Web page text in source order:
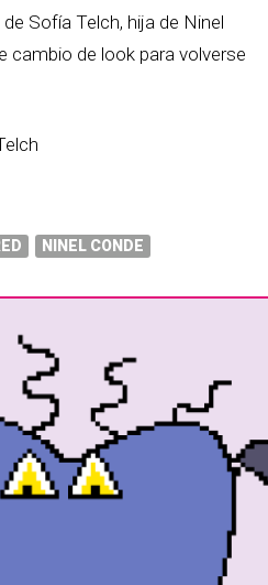
Sofía Telch, hija de Ninel
cambio de look para volverse
NINEL CONDE